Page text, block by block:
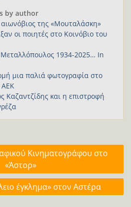
by author
της «Μουταλάσκη»
οι ποιητές στο Κοινόβιο του
Μεταλλόπουλος 1934-2025… In
μια παλιά φωτογραφία στο
ΑΕΚ
Καζαντζίδης και η επιστροφή
Κινηματογράφου στο
«Άστορ»
έγκλημα» στον Αστέρα